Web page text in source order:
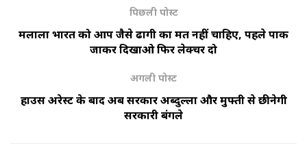
पिछली पोस्ट
मलाला भारत को आप जैसे ढोंगी का मत नहीं चाहिए, पहले पाक
जाकर दिखाओ फिर लेक्चर दो
अगली पोस्ट
हाउस अरेस्ट के बाद अब सरकार अब्दुल्ला और मुफ्ती से छीनेगी
सरकारी बंगले